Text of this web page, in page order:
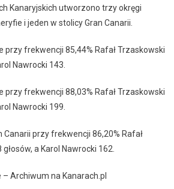
Kanaryjskich utworzono trzy okręgi
i jeden w stolicy Gran Canarii.
przy frekwencji 85,44% Rafał Trzaskowski
Nawrocki 143.
przy frekwencji 88,03% Rafał Trzaskowski
Nawrocki 199.
Canarii przy frekwencji 86,20% Rafał
a Karol Nawrocki 162.
Archiwum na Kanarach.pl